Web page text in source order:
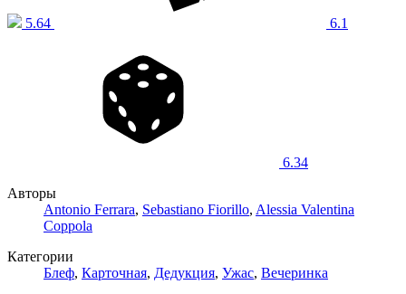
5.64 6.1
6.34
Авторы
Antonio Ferrara, Sebastiano Fiorillo, Alessia Valentina
Coppola
Категории
Блеф, Карточная, Дедукция, Ужас, Вечеринка